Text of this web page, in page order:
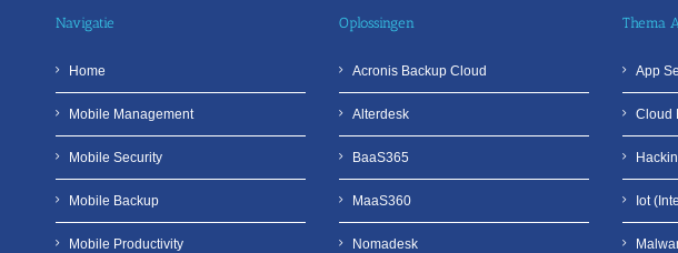
Navigatie
Home
Mobile Management
Mobile Security
Mobile Backup
Mobile Productivity
Oplossingen
Acronis Backup Cloud
Alterdesk
BaaS365
MaaS360
Nomadesk
Thema
App
Cloud
Iot